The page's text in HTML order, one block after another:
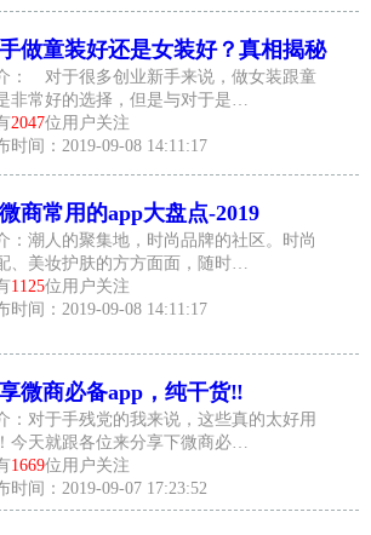
做童装好还是女装好？真相揭秘
： 对于很多创业新手来说，做女装跟童
非常好的选择，但是与对于是…
2047位用户关注
时间：2019-09-08 14:11:17
商常用的app大盘点-2019
：潮人的聚集地，时尚品牌的社区。时尚
、美妆护肤的方方面面，随时…
1125位用户关注
时间：2019-09-08 14:11:17
微商必备app，纯干货‼️
：对于手残党的我来说，这些真的太好用
今天就跟各位来分享下微商必…
1669位用户关注
时间：2019-09-07 17:23:52